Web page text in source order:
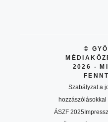
©
2026 -
Szabályzat a
ÁSZF 2025